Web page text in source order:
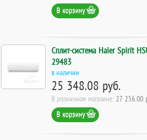
В корзину
Сплит-система Haier Spirit
29483
в наличии
25 348.08 руб.
В розничном магазине: 27 256.00
В корзину